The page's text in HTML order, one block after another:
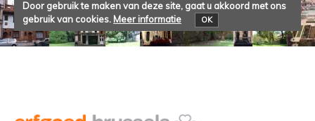
Door gebruik te maken van deze site, gaat u akkoord met ons
gebruik van cookies. Meer informatie OK